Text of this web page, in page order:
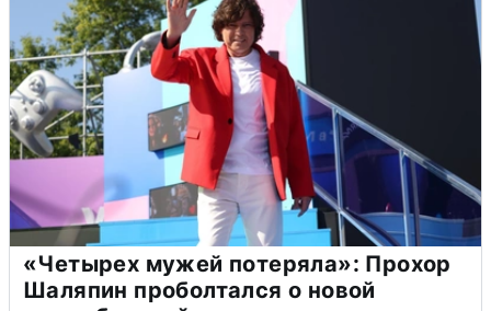
«Четырех мужей потеряла»: Прохор
Шаляпин проболтался о новой